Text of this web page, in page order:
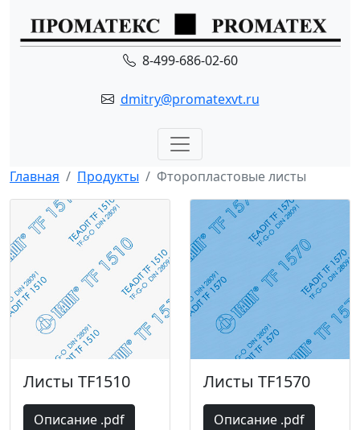
8-499-686-02-60
dmitry@promatexvt.ru
Главная Продукты Фторопластовые листы
Листы TF1510
Описание .pdf
Листы TF1570
Описание .pdf